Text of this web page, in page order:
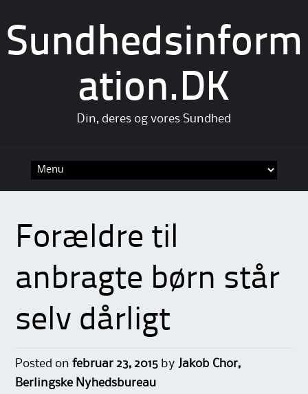
Sundhedsinform
ation.DK
Din, deres og vores Sundhed
Forældre til
anbragte børn står
selv dårligt
Posted onfebruar 23, 2015 by Jakob Chor,
Berlingske Nyhedsbureau